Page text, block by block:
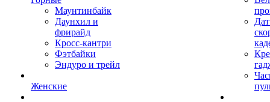
Маунтинбайк
Даунхил и
фрирайд
Кросс-кантри
Фэтбайки
Эндуро и трейл
Женские